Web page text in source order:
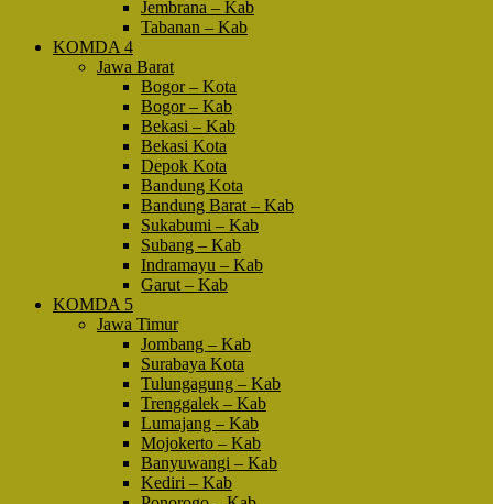
Jembrana – Kab
Tabanan – Kab
KOMDA 4
Jawa Barat
Bogor – Kota
Bogor – Kab
Bekasi – Kab
Bekasi Kota
Depok Kota
Bandung Kota
Bandung Barat – Kab
Sukabumi – Kab
Subang – Kab
Indramayu – Kab
Garut – Kab
KOMDA 5
Jawa Timur
Jombang – Kab
Surabaya Kota
Tulungagung – Kab
Trenggalek – Kab
Lumajang – Kab
Mojokerto – Kab
Banyuwangi – Kab
Kediri – Kab